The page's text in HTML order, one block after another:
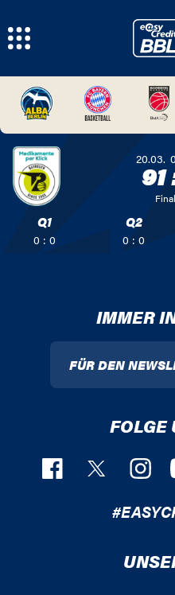
20.03.
91
Q1
0 : 0
Q2
0 : 0
IMMER
FÜR DEN
FOLGE